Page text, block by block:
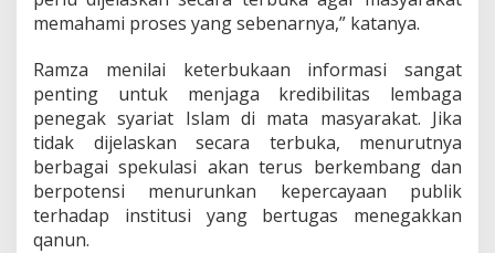
memahami proses yang sebenarnya,” katanya.
Ramza menilai keterbukaan informasi sangat
penting untuk menjaga kredibilitas lembaga
penegak syariat Islam di mata masyarakat. Jika
tidak dijelaskan secara terbuka, menurutnya
berbagai spekulasi akan terus berkembang dan
berpotensi menurunkan kepercayaan publik
terhadap institusi yang bertugas menegakkan
qanun.